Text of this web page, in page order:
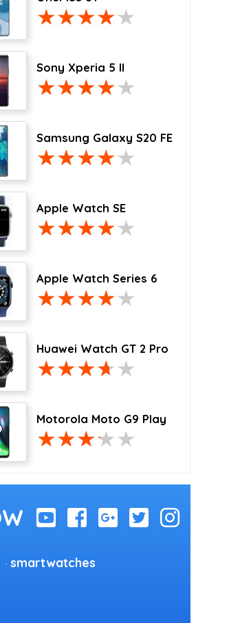
Sony Xperia 5 II
Samsung Galaxy S20 FE
Apple Watch SE
Apple Watch Series 6
Huawei Watch GT 2 Pro
Motorola Moto G9 Play
smartwatches